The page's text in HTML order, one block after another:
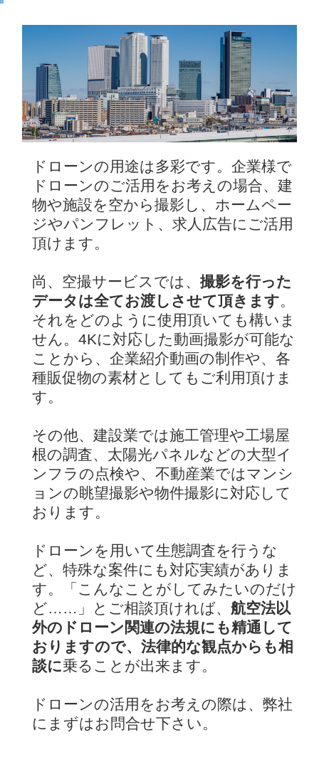
ドローンの用途は多彩です。企業様で
ドローンのご活用をお考えの場合、建
物や施設を空から撮影し、ホームペー
ジやパンフレット、求人広告にご活用
頂けます。
尚、空撮サービスでは、 撮影を行った
データは全てお渡しさせて頂きます。
それをどのように使用頂いても構いま
せん。4Kに対応した動画撮影が可能な
ことから、企業紹介動画の制作や、各
種販促物の素材としてもご利用頂けま
す。
その他、建設業では施工管理や工場屋
根の調査、太陽光パネルなどの大型イ
ンフラの点検や、不動産業ではマンシ
ョンの眺望撮影や物件撮影に対応して
おります。
ドローンを用いて生態調査を行うな
ど、特殊な案件にも対応実績がありま
す。「こんなことがしてみたいのだけ
ど……」とご相談頂ければ、 航空法以
外のドローン関連の法規にも精通して
おりますので、法律的な観点からも相
談に乗ることが出来ます。
ドローンの活用をお考えの際は、弊社
にまずはお問合せ下さい。